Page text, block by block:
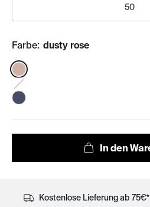
50
Farbe: dusty rose
Color:
Kostenlose Lieferung ab 75€*